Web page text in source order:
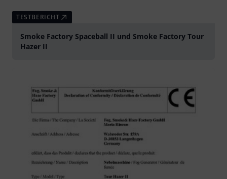
TESTBERICHT
Smoke Factory Spaceball II und Smoke Factory Tour
Hazer II